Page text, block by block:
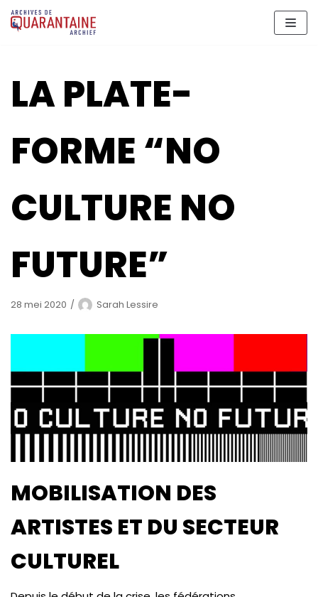
Meteen
naar
LA PLATE-
FORME “NO
CULTURE NO
FUTURE”
28 mei 2020 Sarah Lessire
MOBILISATION DES
ARTISTES ET DU SECTEUR
CULTUREL